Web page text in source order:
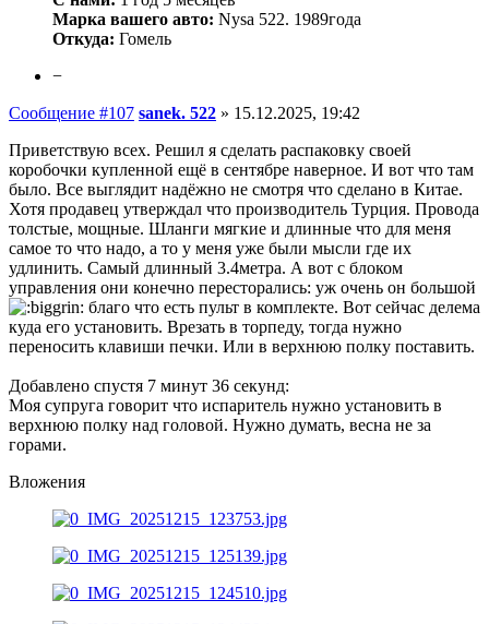
Марка вашего авто: Nysa 522. 1989года
Откуда: Гомель
−
Сообщение #107 sanek. 522 » 15.12.2025, 19:42
Приветствую всех. Решил я сделать распаковку своей
коробочки купленной ещё в сентябре наверное. И вот что там
было. Все выглядит надёжно не смотря что сделано в Китае.
Хотя продавец утверждал что производитель Турция. Провода
толстые, мощные. Шланги мягкие и длинные что для меня
самое то что надо, а то у меня уже были мысли где их
удлинить. Самый длинный 3.4метра. А вот с блоком
управления они конечно пересторались: уж очень он большой
благо что есть пульт в комплекте. Вот сейчас делема
куда его установить. Врезать в торпеду, тогда нужно
переносить клавиши печки. Или в верхнюю полку поставить.
Добавлено спустя 7 минут 36 секунд:
Моя супруга говорит что испаритель нужно установить в
верхнюю полку над головой. Нужно думать, весна не за
горами.
Вложения